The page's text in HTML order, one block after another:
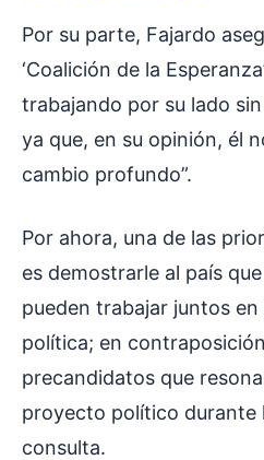
Por su parte, Fajardo
‘Coalición de la
trabajando por su lado
ya que, en su opinión, él
cambio profundo”.
Por ahora, una de las
es demostrarle al país
pueden trabajar juntos
política; en
precandidatos que
proyecto político durante
consulta.